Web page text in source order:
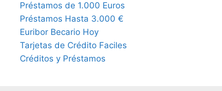
Préstamos de 1.000 Euros
Préstamos Hasta 3.000 €
Euribor Becario Hoy
Tarjetas de Crédito Faciles
Créditos y Préstamos